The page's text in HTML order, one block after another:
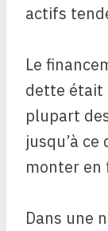
actifs
Le
dette était
plupart
jusqu’à
monter en
Dans une